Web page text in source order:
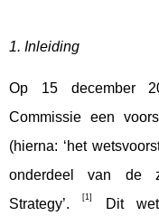
1. Inleiding
Op 15 december
Commissie een
(hierna: ‘het
onderdeel van de
Strategy’.
[1]
Dit